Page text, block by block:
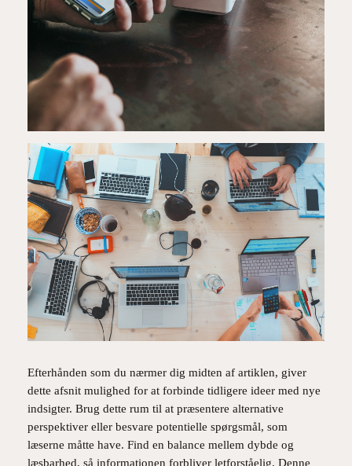
Efterhånden som du nærmer dig midten af artiklen, giver
dette afsnit mulighed for at forbinde tidligere ideer med nye
indsigter. Brug dette rum til at præsentere alternative
perspektiver eller besvare potentielle spørgsmål, som
læserne måtte have. Find en balance mellem dybde og
læsbarhed, så informationen forbliver letforståelig. Denne